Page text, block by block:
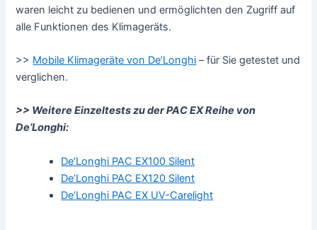
waren leicht zu bedienen und ermöglichten den Zugriff auf
alle Funktionen des Klimageräts.
>> Mobile Klimageräte von De’Longhi – für Sie getestet und
verglichen.
>> Weitere Einzeltests zu der PAC EX Reihe von
De’Longhi:
De’Longhi PAC EX100 Silent
De’Longhi PAC EX120 Silent
De’Longhi PAC EX UV-Carelight